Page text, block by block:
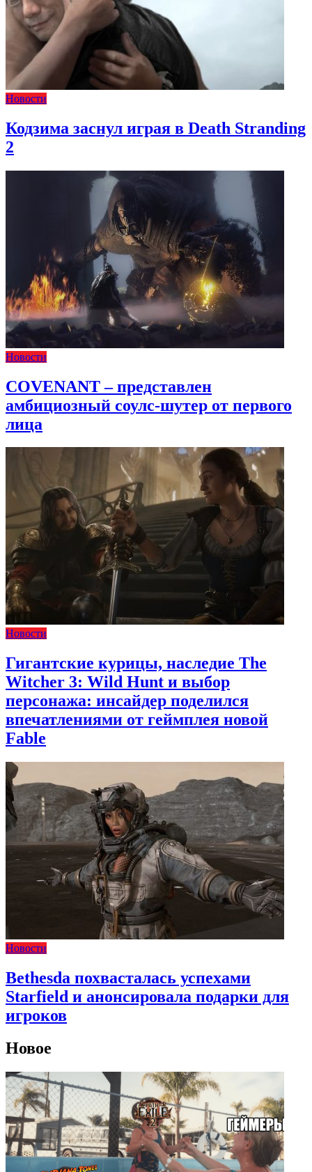
Новости
Кодзима заснул играя в Death Stranding
2
Новости
COVENANT – представлен
амбициозный соулс-шутер от первого
лица
Новости
Гигантские курицы, наследие The
Witcher 3: Wild Hunt и выбор
персонажа: инсайдер поделился
впечатлениями от геймплея новой
Fable
Новости
Bethesda похвасталась успехами
Starfield и анонсировала подарки для
игроков
Новое